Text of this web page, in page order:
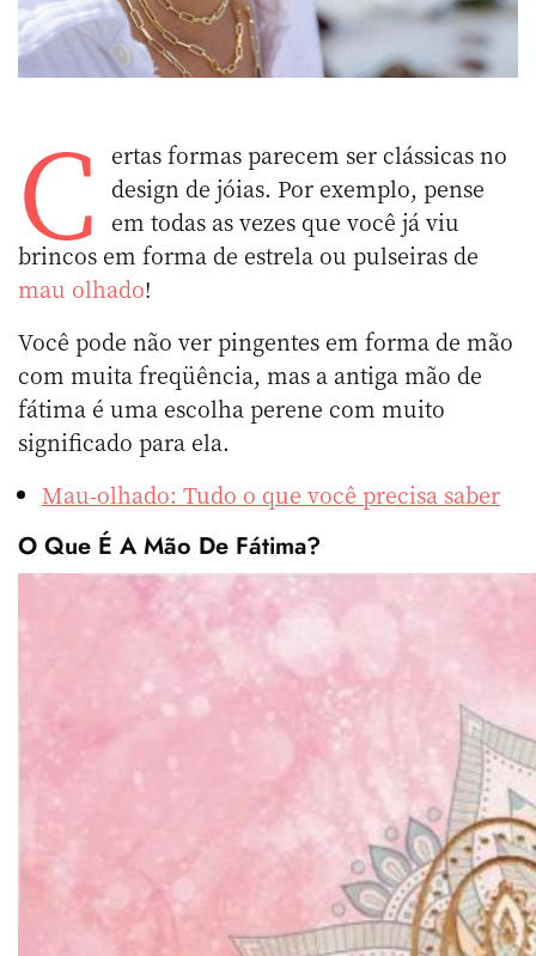
C
ertas formas parecem ser clássicas no
design de jóias. Por exemplo, pense
em todas as vezes que você já viu
brincos em forma de estrela ou pulseiras de
mau olhado!
Você pode não ver pingentes em forma de mão
com muita freqüência, mas a antiga mão de
fátima é uma escolha perene com muito
significado para ela.
Mau-olhado: Tudo o que você precisa saber
O Que É A Mão De Fátima?